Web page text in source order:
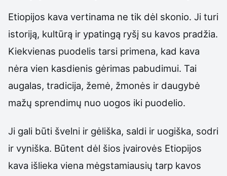
Etiopijos kava vertinama ne tik dėl skonio. Ji turi
istoriją, kultūrą ir ypatingą ryšį su kavos pradžia.
Kiekvienas puodelis tarsi primena, kad kava
nėra vien kasdienis gėrimas pabudimui. Tai
augalas, tradicija, žemė, žmonės ir daugybė
mažų sprendimų nuo uogos iki puodelio.
Ji gali būti švelni ir gėliška, saldi ir uogiška, sodri
ir vyniška. Būtent dėl šios įvairovės Etiopijos
kava išlieka viena mėgstamiausių tarp kavos